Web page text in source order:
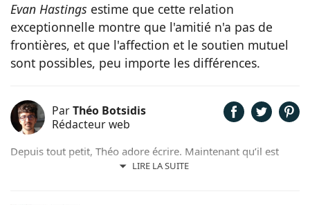
Evan Hastings estime que cette relation
exceptionnelle montre que l'amitié n'a pas de
frontières, et que l'affection et le soutien mutuel
sont possibles, peu importe les différences.
ParThéo Botsidis
Rédacteur web
LIRE LA SUITE
Depuis tout petit, Théo adore écrire. Maintenant qu’il est
rédacteur web, il partage avec plaisir ce qu’il découvre sur le